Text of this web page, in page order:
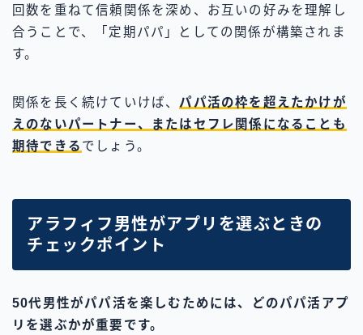
回数を重ねて信頼関係を深め、お互いの好みを理解し
合うことで、「定期パパ」としての関係が構築されま
す。
関係を長く続けていけば、 パパ活の枠を超えたかけが
えのないパートナー、またはセフレ関係になることも
期待できる でしょう。
アラフィフ男性がアプリを選ぶときの
チェックポイント
50代男性がパパ活を楽しむためには、どのパパ活アプ
リを選ぶかが重要です。